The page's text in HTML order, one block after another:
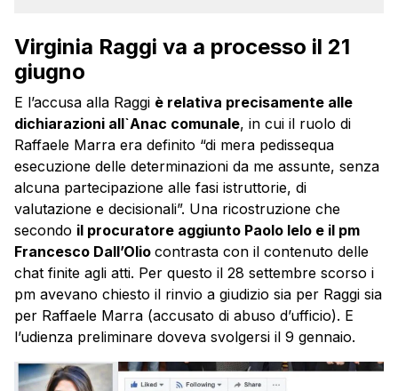
Virginia Raggi va a processo il 21
giugno
E l’accusa alla Raggi è relativa precisamente alle
dichiarazioni all`Anac comunale, in cui il ruolo di
Raffaele Marra era definito “di mera pedissequa
esecuzione delle determinazioni da me assunte, senza
alcuna partecipazione alle fasi istruttorie, di
valutazione e decisionali”. Una ricostruzione che
secondo il procuratore aggiunto Paolo Ielo e il pm
Francesco Dall’Olio contrasta con il contenuto delle
chat finite agli atti. Per questo il 28 settembre scorso i
pm avevano chiesto il rinvio a giudizio sia per Raggi sia
per Raffaele Marra (accusato di abuso d’ufficio). E
l’udienza preliminare doveva svolgersi il 9 gennaio.